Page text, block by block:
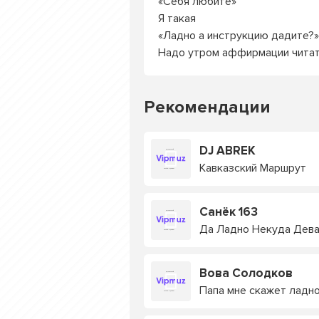
Я такая
«Ладно а инструкцию дадите?»
Надо утром аффирмации
Рекомендации
DJ ABREK
Кавказский Маршрут
Санёк 163
Да Ладно Некуда
Вова Солодков
Папа мне скажет